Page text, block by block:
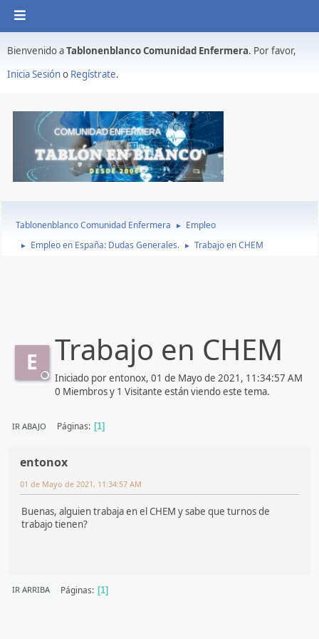
Bienvenido aTablonenblanco Comunidad Enfermera. Por favor,
Inicia Sesióno Regístrate.
Tablonenblanco Comunidad Enfermera ► Empleo
► Empleo en España: Dudas Generales. ► Trabajo en CHEM
E Trabajo en CHEM
Iniciado por entonox, 01 de Mayo de 2021, 11:34:57 AM
0 Miembros y 1 Visitante están viendo este tema.
IR ABAJO Páginas 1
entonox
01 de Mayo de 2021, 11:34:57 AM
Buenas, alguien trabaja en el CHEM y sabe que turnos de
trabajo tienen?
IR ARRIBA Páginas 1